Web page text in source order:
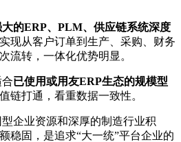
的ERP、PLM、供应链系统深度
现从客户订单到生产、采购、财务
流转，一体化优势明显。
已使用或用友ERP生态的规模型
链打通，看重数据一致性。
企业资源和深厚的制造行业积
稳固，是追求“大一统”平台企业的